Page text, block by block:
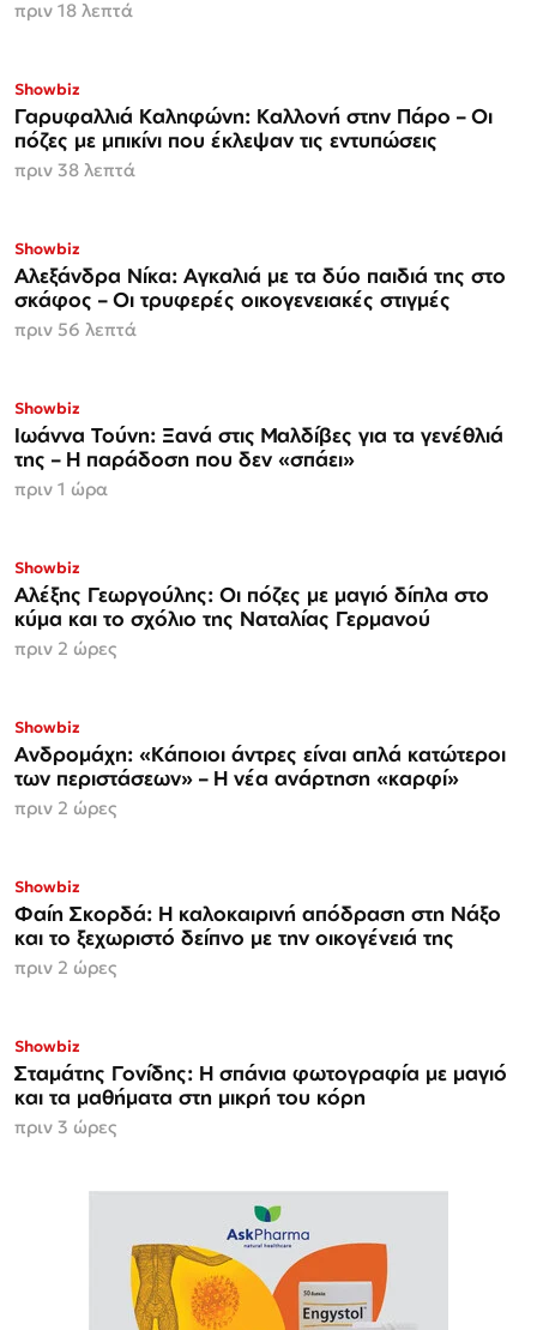
πριν 18 λεπτά
Showbiz
Γαρυφαλλιά Καληφώνη: Καλλονή στην Πάρο – Οι
πόζες με μπικίνι που έκλεψαν τις εντυπώσεις
πριν 38 λεπτά
Showbiz
Αλεξάνδρα Νίκα: Αγκαλιά με τα δύο παιδιά της στο
σκάφος – Οι τρυφερές οικογενειακές στιγμές
πριν 56 λεπτά
Showbiz
Ιωάννα Τούνη: Ξανά στις Μαλδίβες για τα γενέθλιά
της – Η παράδοση που δεν «σπάει»
πριν 1 ώρα
Showbiz
Αλέξης Γεωργούλης: Οι πόζες με μαγιό δίπλα στο
κύμα και το σχόλιο της Ναταλίας Γερμανού
πριν 2 ώρες
Showbiz
Ανδρομάχη: «Κάποιοι άντρες είναι απλά κατώτεροι
των περιστάσεων» – Η νέα ανάρτηση «καρφί»
πριν 2 ώρες
Showbiz
Φαίη Σκορδά: Η καλοκαιρινή απόδραση στη Νάξο
και το ξεχωριστό δείπνο με την οικογένειά της
πριν 2 ώρες
Showbiz
Σταμάτης Γονίδης: Η σπάνια φωτογραφία με μαγιό
και τα μαθήματα στη μικρή του κόρη
πριν 3 ώρες